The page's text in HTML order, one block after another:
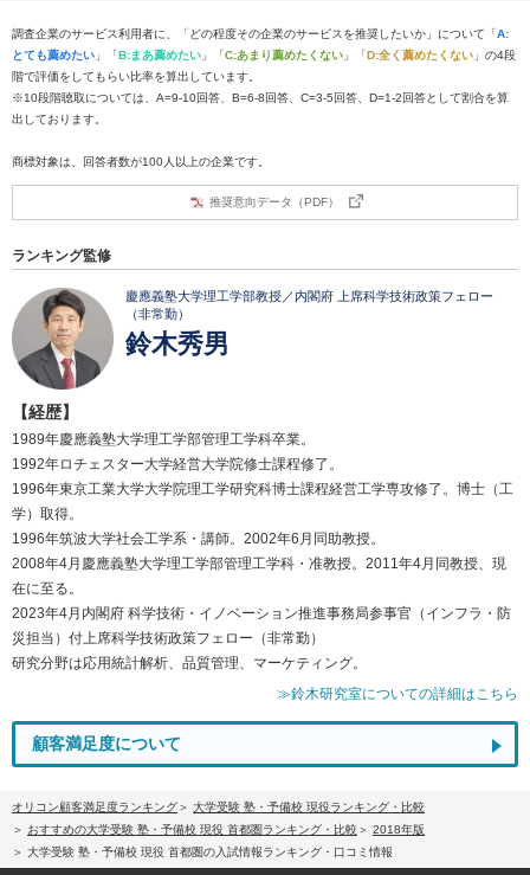
調査企業のサービス利用者に、「どの程度その企業のサービスを推奨したいか」について「A:
とても薦めたい 」「B:まあ薦めたい 」「C:あまり薦めたくない 」「D:全く薦めたくない 」の4段
階で評価をしてもらい比率を算出しています。
※10段階聴取については、A=9-10回答、B=6-8回答、C=3-5回答、D=1-2回答として割合を算
出しております。
商標対象は、回答者数が100人以上の企業です。
推奨意向データ（PDF）
ランキング監修
慶應義塾大学理工学部教授／内閣府 上席科学技術政策フェロー
（非常勤）
鈴木秀男
【経歴】
1989年慶應義塾大学理工学部管理工学科卒業。
1992年ロチェスター大学経営大学院修士課程修了。
1996年東京工業大学大学院理工学研究科博士課程経営工学専攻修了。博士（工
学）取得。
1996年筑波大学社会工学系・講師。2002年6月同助教授。
2008年4月慶應義塾大学理工学部管理工学科・准教授。2011年4月同教授、現
在に至る。
2023年4月内閣府 科学技術・イノベーション推進事務局参事官（インフラ・防
災担当）付上席科学技術政策フェロー（非常勤）
研究分野は応用統計解析、品質管理、マーケティング。
≫鈴木研究室についての詳細はこちら
顧客満足度について
オリコン顧客満足度ランキング
大学受験 塾・予備校 現役ランキング・比較
おすすめの大学受験 塾・予備校 現役 首都圏ランキング・比較
2018年版
大学受験 塾・予備校 現役 首都圏の入試情報ランキング・口コミ情報